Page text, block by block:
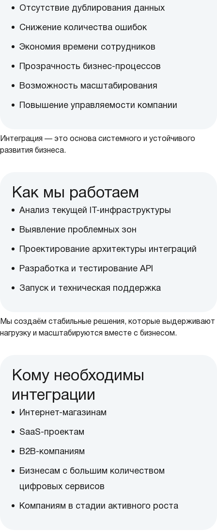
Отсутствие дублирования данных
Снижение количества ошибок
Экономия времени сотрудников
Прозрачность бизнес-процессов
Возможность масштабирования
Повышение управляемости компании
Интеграция — это основа системного и устойчивого
развития бизнеса.
Как мы работаем
Анализ текущей IT-инфраструктуры
Выявление проблемных зон
Проектирование архитектуры интеграций
Разработка и тестирование API
Запуск и техническая поддержка
Мы создаём стабильные решения, которые выдерживают
нагрузку и масштабируются вместе с бизнесом.
Кому необходимы
интеграции
Интернет-магазинам
SaaS-проектам
B2B-компаниям
Бизнесам с большим количеством
цифровых сервисов
Компаниям в стадии активного роста